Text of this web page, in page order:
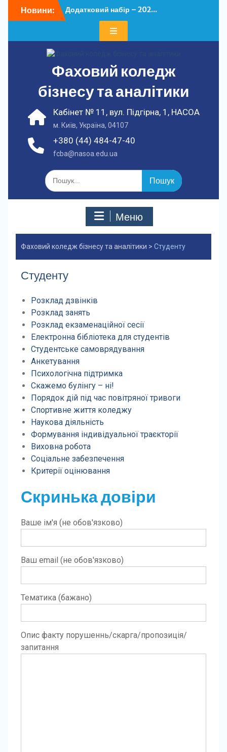
доНовини:
Додатковий набір – 202...
У ФКБА НАСОА
Фаховий коледж
бізнесу та аналітики
+380 (44) 484-47-40
fcba@nasoa.edu.ua
Кабінет № 11, вул. Підгірна, 1, НАСОА
м. Київ, Україна, 04107
Шукати:
Меню
Фаховий коледж бізнесу та аналітики > Студенту
Студенту
Розклад дзвінків
Розклад занять
Розклад екзаменаційної сесії
Електронна бібліотека для студентів
Студентське самоврядування
Анкетування
Психологічна підтримка
Скажемо булінгу – ні!
Порядок дій під час повітряної тривоги
Спортивне життя коледжу
Наукова діяльність
Формування індивідуальної траєкторії
Виховна робота
Соціальне забезпечення
Критерії оцінювання
Скринька довіри
Ваше ім'я (не обов'язково)
Ваш email (не обов'язково)
Тематика (бажано)
Опис факту порушеннь/скарга/пропозиція/
запитання